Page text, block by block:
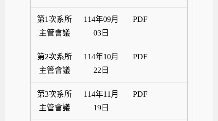
第1次系所
主管會議
114年09月
03日
PDF
第2次系所
主管會議
114年10月
22日
PDF
第3次系所
主管會議
114年11月
19日
PDF